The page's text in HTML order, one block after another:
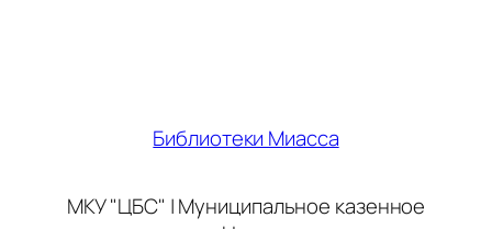
Библиотеки Миасса
МКУ "ЦБС" | Муниципальное казенное